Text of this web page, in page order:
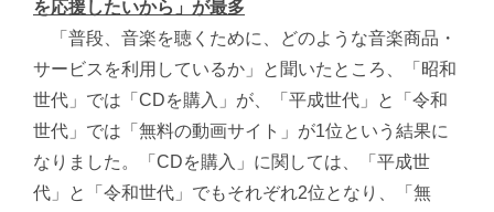
を応援したいから」が最多
「普段、音楽を聴くために、どのような音楽商品・
サービスを利用しているか」と聞いたところ、「昭和
世代」では「CDを購入」が、「平成世代」と「令和
世代」では「無料の動画サイト」が1位という結果に
なりました。「CDを購入」に関しては、「平成世
代」と「令和世代」でもそれぞれ2位となり、「無